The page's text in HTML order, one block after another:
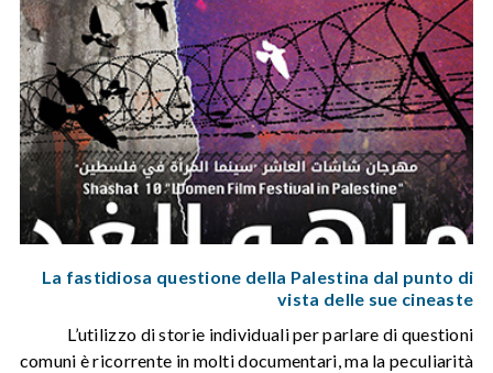
La fastidiosa questione della Palestina dal punto di
vista delle sue cineaste
L’utilizzo di storie individuali per parlare di questioni
comuni è ricorrente in molti documentari, ma la peculiarità